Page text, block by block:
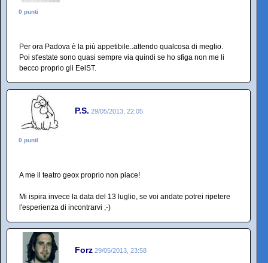
0 punti
Per ora Padova è la più appetibile..attendo qualcosa di meglio.
Poi st'estate sono quasi sempre via quindi se ho sfiga non me li
becco proprio gli EelST.
P.S. 29/05/2013, 22:05
0 punti
A me il teatro geox proprio non piace!
Mi ispira invece la data del 13 luglio, se voi andate potrei ripetere
l'esperienza di incontrarvi ;-)
Forz 29/05/2013, 23:58